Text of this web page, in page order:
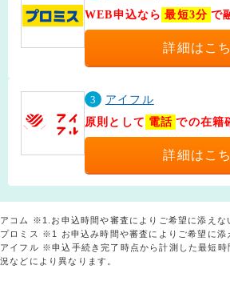
WEB申込なら 最短3分 で
詳細はこ
3
アイフル
原則として 電話 での在籍
詳細はこ
アコム ※1.お申込時間や審査によりご希望に添えな
プロミス ※1 お申込み時間や審査によりご希望に添
アイフル ※申込手続き完了時点から計測した最短時
況などにより異なります。